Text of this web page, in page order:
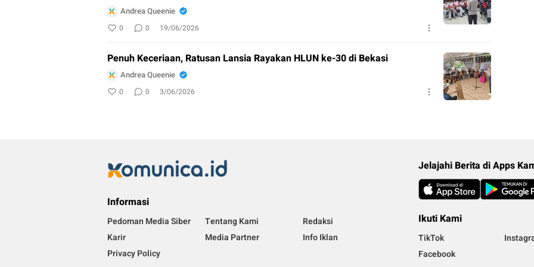
Andrea Queenie
0 0 19/06/2026
Penuh Keceriaan, Ratusan Lansia Rayakan HLUN ke-30 di Bekasi
Andrea Queenie
0 0 3/06/2026
Informasi
Pedoman Media Siber Tentang Kami
Redaksi
Karir
Media Partner
Info Iklan
Privacy Policy
Jelajahi Berita di Apps
Ikuti Kami
TikTok
Facebook